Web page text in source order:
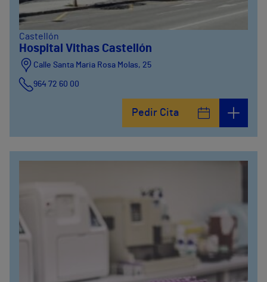
Castellón
Hospital Vithas Castellón
Calle Santa Maria Rosa Molas, 25
964 72 60 00
Pedir Cita